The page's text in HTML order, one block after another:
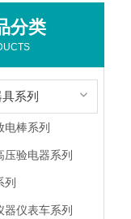
分类
系列
电棒系列
压验电器系列
列
器仪表车系列